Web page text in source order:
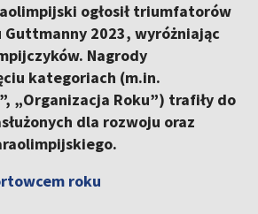
ogłosił triumfatorów
2023, wyróżniając
Nagrody
kategoriach (m.in.
„Organizacja Roku”) trafiły do
dla rozwoju oraz
roku